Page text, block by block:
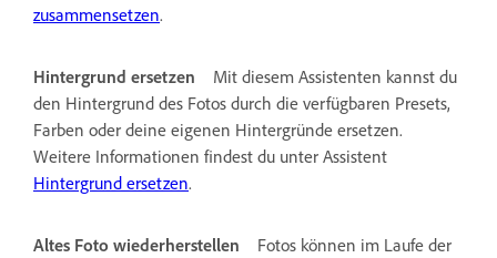
zusammensetzen.
Hintergrund ersetzen
Mit diesem Assistenten kannst du
den Hintergrund des Fotos durch die verfügbaren Presets,
Farben oder deine eigenen Hintergründe ersetzen.
Weitere Informationen findest du unter Assistent
Hintergrund ersetzen.
Altes Foto wiederherstellen
Fotos können im Laufe der